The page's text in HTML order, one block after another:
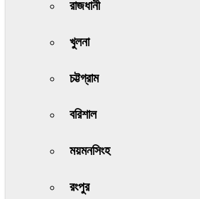
রাজধানী
খুলনা
চট্টগ্রাম
বরিশাল
ময়মনসিংহ
রংপুর